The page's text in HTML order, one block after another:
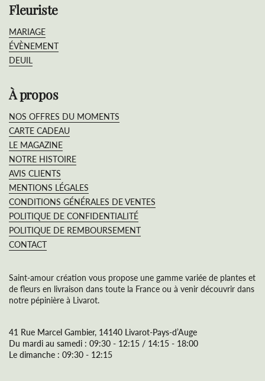
Fleuriste
MARIAGE
ÉVÈNEMENT
DEUIL
À propos
NOS OFFRES DU MOMENTS
CARTE CADEAU
LE MAGAZINE
NOTRE HISTOIRE
AVIS CLIENTS
MENTIONS LÉGALES
CONDITIONS GÉNÉRALES DE VENTES
POLITIQUE DE CONFIDENTIALITÉ
POLITIQUE DE REMBOURSEMENT
CONTACT
Saint-amour création vous propose une gamme variée de plantes et
de fleurs en livraison dans toute la France ou à venir découvrir dans
notre pépinière à Livarot.
41 Rue Marcel Gambier, 14140 Livarot-Pays-d’Auge
Du mardi au samedi : 09:30 - 12:15 / 14:15 - 18:00
Le dimanche : 09:30 - 12:15